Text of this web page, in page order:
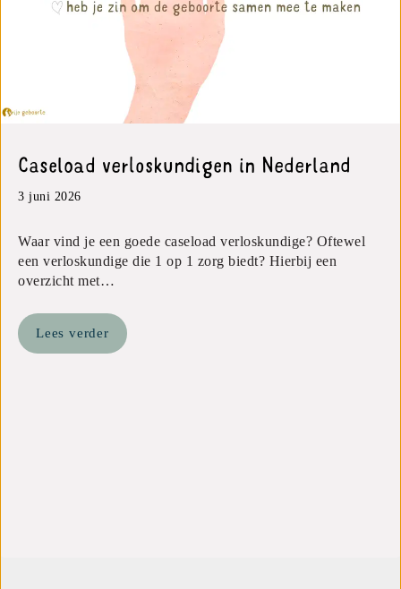
Caseload verloskundigen in Nederland
3 juni 2026
Waar vind je een goede caseload verloskundige? Oftewel
een verloskundige die 1 op 1 zorg biedt? Hierbij een
overzicht met…
Lees verder